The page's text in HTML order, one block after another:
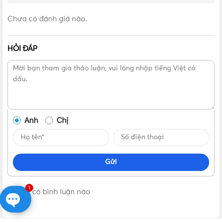
dùng nước bẩn, lẫn sỏi cát làm ảnh hưởng đến độ chính
xác của đồng hồ
Trong quá trình sử dụng nếu trong ống có lẫn cát, tạp
chất làm đồng hồ chạy không chính xác (nhanh hơn
hoặc chậm hơn bình thường) hoặc không hoạt động cần
Hướng dẫn lắp đặt vào bảo dưỡng đồng hồ nước
Chưa có đánh giá nào.
HỎI ĐÁP
Anh Chị
Gửi
Không có bình luận nào
Open
1